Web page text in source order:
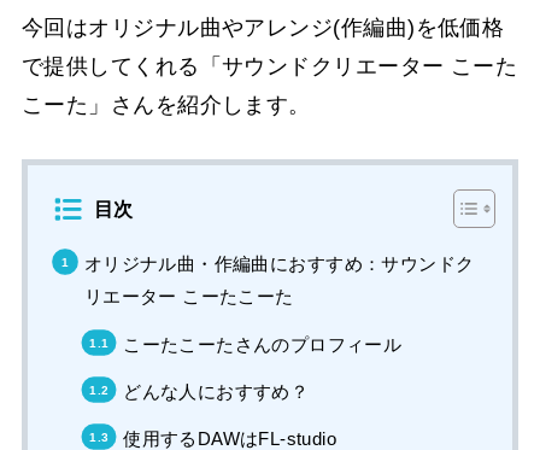
今回はオリジナル曲やアレンジ(作編曲)を低価格
で提供してくれる「サウンドクリエーター こーた
こーた」さんを紹介します。
目次
オリジナル曲・作編曲におすすめ：サウンドク
リエーター こーたこーた
こーたこーたさんのプロフィール
どんな人におすすめ？
使用するDAWはFL-studio